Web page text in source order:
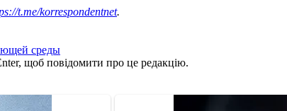
t.me/korrespondentnet.
среды
щоб повідомити про це редакцію.